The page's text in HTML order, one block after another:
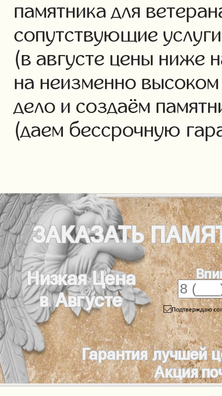
памятника для
сопутствующие
(в августе цены ниже
на неизменно
дело и создаём
(даем бессрочную
ЗАКАЗАТЬ
Низкая Цена
в Августе
Гарантия лучшей
Акция